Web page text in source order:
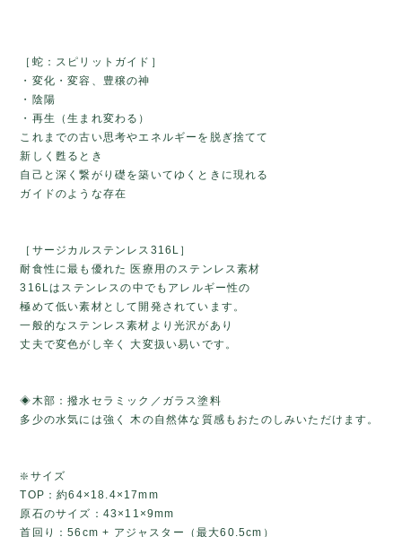
［蛇：スピリットガイド］
・変化・変容、豊穣の神
・陰陽
・再生（生まれ変わる）
これまでの古い思考やエネルギーを脱ぎ捨てて
新しく甦るとき
自己と深く繋がり礎を築いてゆくときに現れる
ガイドのような存在
［サージカルステンレス316L］
耐食性に最も優れた 医療用のステンレス素材
316Lはステンレスの中でもアレルギー性の
極めて低い素材として開発されています。
一般的なステンレス素材より光沢があり
丈夫で変色がし辛く 大変扱い易いです。
◈木部：撥水セラミック／ガラス塗料
多少の水気には強く 木の自然体な質感もおたのしみいただけます。
❇️サイズ
TOP：約64×18.4×17mm
原石のサイズ：43×11×9mm
首回り：56cm + アジャスター（最大60.5cm）